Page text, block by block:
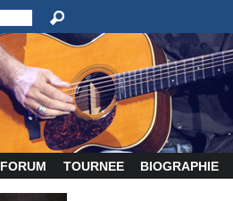
FORUM TOURNEE BIOGRAPHIE